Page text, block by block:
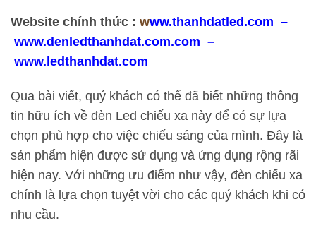
Website chính thức : www.thanhdatled.com –
www.denledthanhdat.com.com –
www.ledthanhdat.com
Qua bài viết, quý khách có thể đã biết những thông
tin hữu ích về đèn Led chiếu xa này để có sự lựa
chọn phù hợp cho việc chiếu sáng của mình. Đây là
sản phẩm hiện được sử dụng và ứng dụng rộng rãi
hiện nay. Với những ưu điểm như vậy, đèn chiếu xa
chính là lựa chọn tuyệt vời cho các quý khách khi có
nhu cầu.